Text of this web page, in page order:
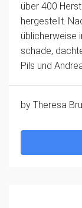
über 400
hergestellt.
üblicherweise
schade,
Pils und
by Theresa